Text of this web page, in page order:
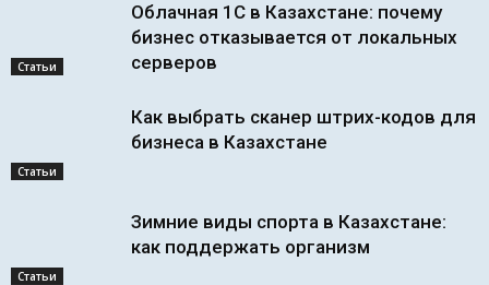
Статьи
Облачная 1С в Казахстане: почему
бизнес отказывается от локальных
серверов
Статьи
Как выбрать сканер штрих-кодов для
бизнеса в Казахстане
Статьи
Зимние виды спорта в Казахстане:
как поддержать организм